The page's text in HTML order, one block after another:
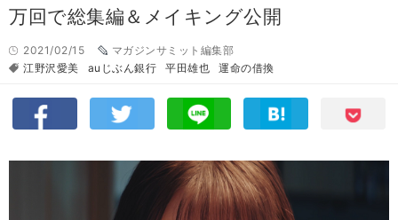
万回で総集編＆メイキング公開
2021/02/15
マガジンサミット編集部
江野沢愛美
auじぶん銀行 平田雄也 運命の借換